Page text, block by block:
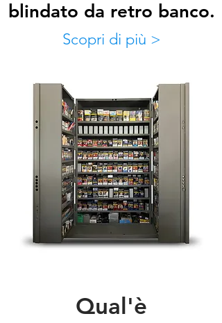
blindato da retro banco.
Scopri di più >
Qual'è